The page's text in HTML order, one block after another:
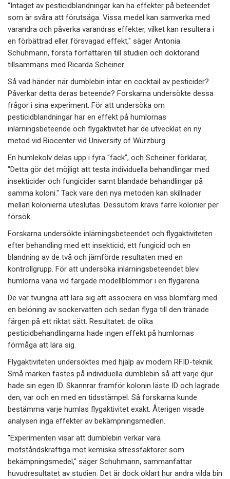
"Intaget av pesticidblandningar kan ha effekter på beteendet
som är svåra att förutsäga. Vissa medel kan samverka med
varandra och påverka varandras effekter, vilket kan resultera i
en förbättrad eller försvagad effekt," säger Antonia
Schuhmann, första författaren till studien och doktorand
tillsammans med Ricarda Scheiner.
Så vad händer när dumblebin intar en cocktail av pesticider?
Påverkar detta deras beteende? Forskarna undersökte dessa
frågor i sina experiment. För att undersöka om
pesticidblandningar har en effekt på humlornas
inlärningsbeteende och flygaktivitet har de utvecklat en ny
metod vid Biocenter vid University of Würzburg.
En humlekolv delas upp i fyra "fack", och Scheiner förklarar,
"Detta gör det möjligt att testa individuella behandlingar med
insekticider och fungicider samt blandade behandlingar på
samma koloni." Tack vare den nya metoden kan skillnader
mellan kolonierna uteslutas. Dessutom krävs färre kolonier per
försök.
Forskarna undersökte inlärningsbeteendet och flygaktiviteten
efter behandling med ett insekticid, ett fungicid och en
blandning av de två och jämförde resultaten med en
kontrollgrupp. För att undersöka inlärningsbeteendet blev
humlorna vana vid färgade modellblommor i en flygarena.
De var tvungna att lära sig att associera en viss blomfärg med
en belöning av sockervatten och sedan flyga till den tränade
färgen på ett riktat sätt. Resultatet: de olika
pesticidbehandlingarna hade ingen effekt på humlornas
förmåga att lära sig.
Flygaktiviteten undersöktes med hjälp av modern RFID-teknik.
Små märken fästes på individuella dumblebin så att varje djur
hade sin egen ID. Skannrar framför kolonin läste ID och lagrade
den, var och en med en tidsstämpel. Så forskarna kunde
bestämma varje humlas flygaktivitet exakt. Återigen visade
analysen inga effekter av bekämpningsmedlen.
"Experimenten visar att dumblebin verkar vara
motståndskraftiga mot kemiska stressfaktorer som
bekämpningsmedel," säger Schuhmann, sammanfattar
huvudresultatet av studien. Det är dock oklart hur andra vilda bin